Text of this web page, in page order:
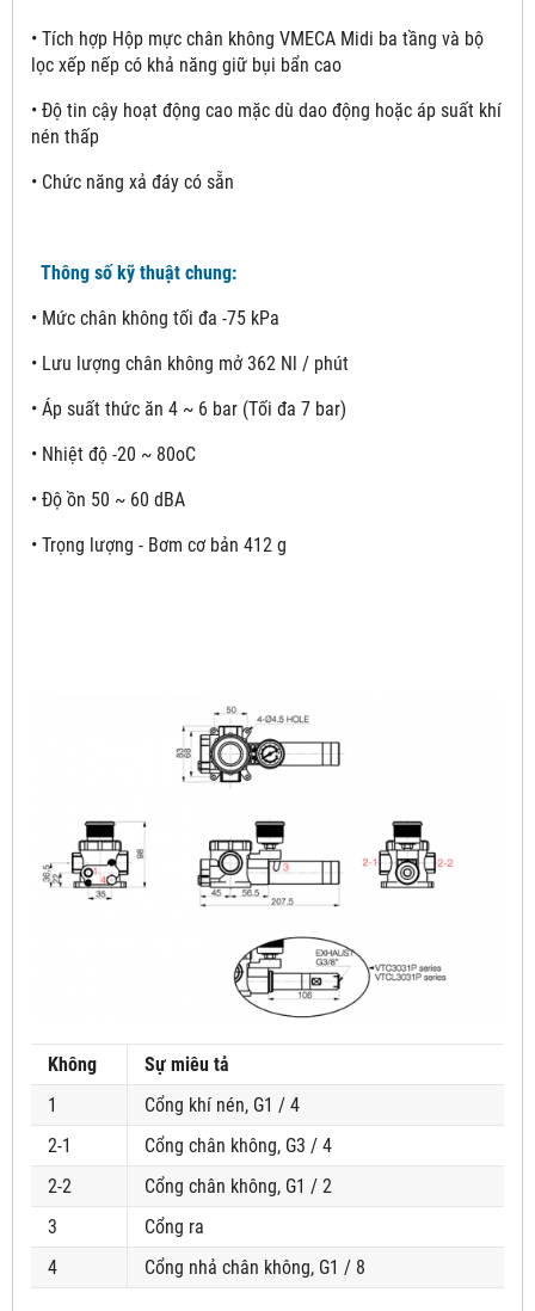
• Tích hợp Hộp mực chân không VMECA Midi ba tầng và bộ
lọc xếp nếp có khả năng giữ bụi bẩn cao
• Độ tin cậy hoạt động cao mặc dù dao động hoặc áp suất khí
nén thấp
• Chức năng xả đáy có sẵn
Thông số kỹ thuật chung:
• Mức chân không tối đa -75 kPa
• Lưu lượng chân không mở 362 Nl / phút
• Áp suất thức ăn 4 ~ 6 bar (Tối đa 7 bar)
• Nhiệt độ -20 ~ 80oC
• Độ ồn 50 ~ 60 dBA
• Trọng lượng - Bơm cơ bản 412 g
Không
Sự miêu tả
1
Cổng khí nén, G1 / 4
2-1
Cổng chân không, G3 / 4
2-2
Cổng chân không, G1 / 2
3
Cổng ra
4
Cổng nhả chân không, G1 / 8